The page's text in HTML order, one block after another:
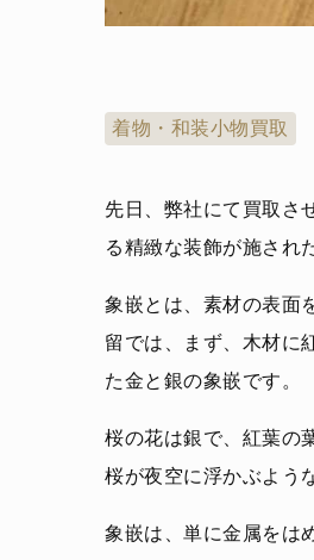
着物・和装小物買取
先日、弊社にて買取さ
る精緻な装飾が施され
象嵌とは、素材の表面
留では、まず、木材に
た金と銀の象嵌です。
桜の花は銀で、紅葉の
桜が夜空に浮かぶよう
象嵌は、単に金属をは